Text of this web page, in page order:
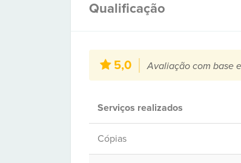
Qualificação
5,0 Avaliação com base
Serviços realizados
Cópias